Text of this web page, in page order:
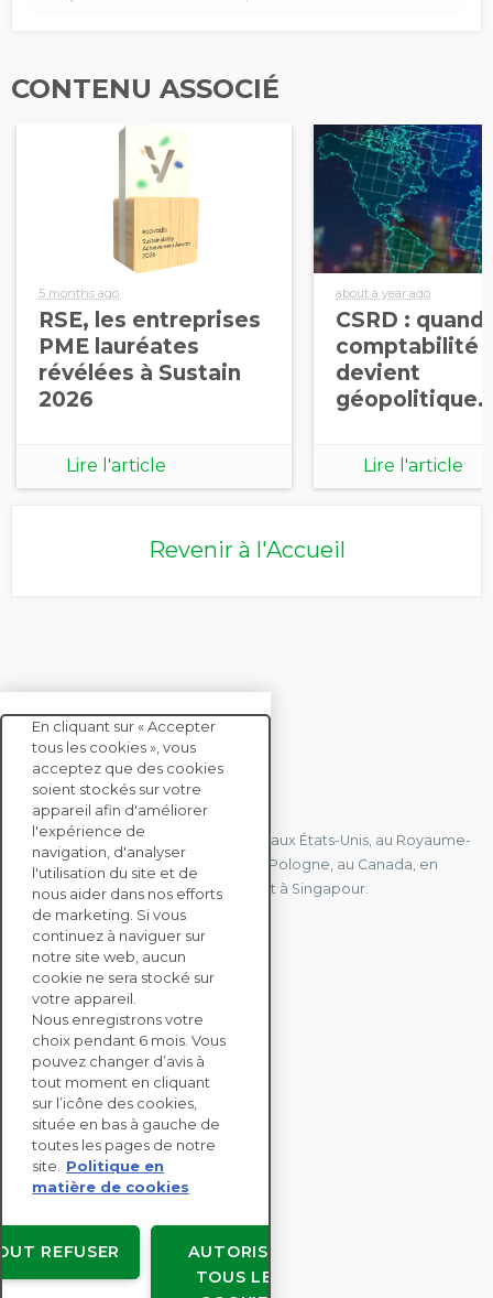
CONTENU ASSOCIÉ
5 months ago
RSE, les entreprises
PME lauréates
révélées à Sustain
2026
Lire l'article
about a year ago
CSRD : quand
comptabilité
devient
Lire l'article
Revenir à l'Accueil
CONTACTEZ-NOUS
Nous avons des bureaux en France, aux États-Unis, au Royaume-
Uni, à Hong Kong, à l'île Maurice, en Pologne, au Canada, en
Allemagne, au Japon, en Espagne et à Singapour.
CONTACTEZ-NOUS
SOLUTIONS
ENTERPRISE
ÉVALUATIONS RSE
RESSOURCES
À PROPOS
Copyright © EcoVadis
En cliquant sur « Accepter
tous les cookies », vous
acceptez que des cookies
soient stockés sur votre
appareil afin d'améliorer
l'expérience de
navigation, d'analyser
l'utilisation du site et de
nous aider dans nos efforts
de marketing. Si vous
continuez à naviguer sur
notre site web, aucun
cookie ne sera stocké sur
votre appareil.
Nous enregistrons votre
choix pendant 6 mois. Vous
pouvez changer d’avis à
tout moment en cliquant
sur l’icône des cookies,
située en bas à gauche de
toutes les pages de notre
site.
Politique en
matière de cookies
AUTORISER
TOUS LES
REFUSER